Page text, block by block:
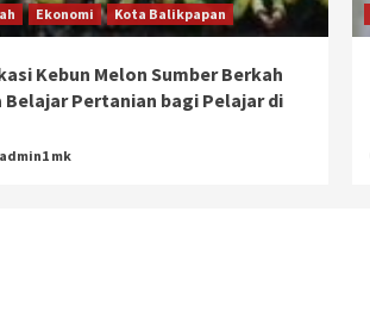
Ekonomi Kota Balikpapan
Kebun Melon Sumber Berkah
Belajar Pertanian bagi Pelajar di
admin1 mk